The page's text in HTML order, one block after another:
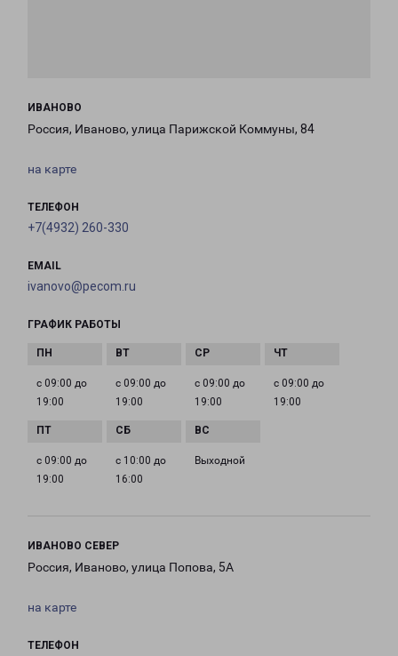
ИВАНОВО
Россия, Иваново, улица Парижской Коммуны, 84
на карте
ТЕЛЕФОН
+7(4932) 260-330
EMAIL
ivanovo@pecom.ru
ГРАФИК РАБОТЫ
с 09:00 до
19:00
с 09:00 до
19:00
с 09:00 до
19:00
с 09:00 до
19:00
с 09:00 до
19:00
с 10:00 до
16:00
Выходной
ИВАНОВО СЕВЕР
Россия, Иваново, улица Попова, 5А
на карте
ТЕЛЕФОН